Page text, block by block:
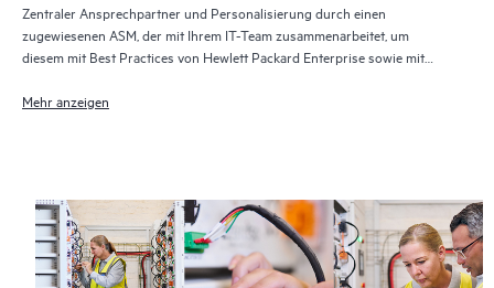
Zentraler Ansprechpartner und Personalisierung durch einen
zugewiesenen ASM, der mit Ihrem IT-Team zusammenarbeitet, um
diesem mit Best Practices von Hewlett Packard Enterprise sowie mit
zur Seite zu stehen
Mehr anzeigen